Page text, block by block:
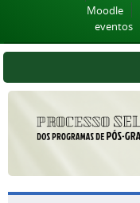
Moodle
eventos